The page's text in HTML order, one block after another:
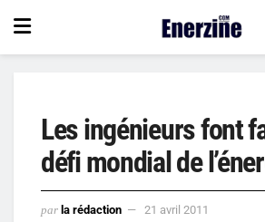
Les ingénieurs font
défi mondial de
par la rédaction 21 avril 2011